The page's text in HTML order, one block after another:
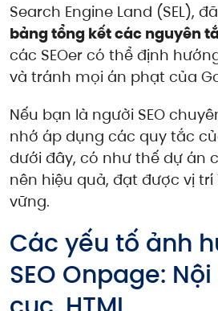
Search Engine Land (SEL),
bảng tổng kết các nguyên
các SEOer có thể định
và tránh mọi án phạt của
Nếu bạn là người SEO
nhớ áp dụng các quy tắc
dưới đây, có như thế dự án
nên hiệu quả, đạt được vị trí
vững.
Các yếu tố ảnh
SEO Onpage: